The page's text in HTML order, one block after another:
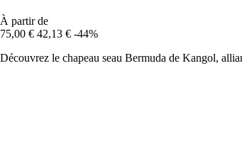
À partir de
75,00 € 42,13 € -44%
Découvrez le chapeau seau Bermuda de Kangol,